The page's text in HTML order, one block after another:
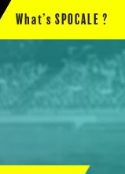
What’s SPOCALE ?